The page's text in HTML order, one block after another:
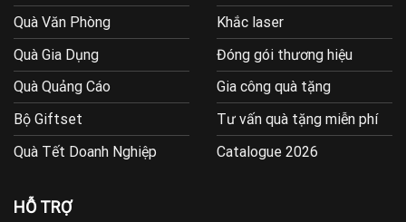
Quà Văn Phòng
Quà Gia Dụng
Quà Quảng Cáo
Bộ Giftset
Quà Tết Doanh Nghiệp
Khắc laser
Đóng gói thương hiệu
Gia công quà tặng
Tư vấn quà tặng miễn phí
Catalogue 2026
HỖ TRỢ